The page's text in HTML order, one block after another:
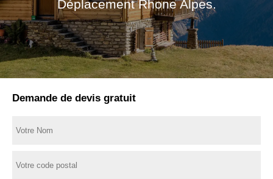
Déplacement Rhone Alpes.
Demande de devis gratuit